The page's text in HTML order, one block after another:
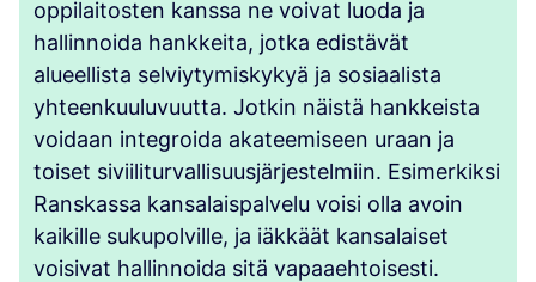
oppilaitosten kanssa ne voivat luoda ja
hallinnoida hankkeita, jotka edistävät
alueellista selviytymiskykyä ja sosiaalista
yhteenkuuluvuutta. Jotkin näistä hankkeista
voidaan integroida akateemiseen uraan ja
toiset siviiliturvallisuusjärjestelmiin. Esimerkiksi
Ranskassa kansalaispalvelu voisi olla avoin
kaikille sukupolville, ja iäkkäät kansalaiset
voisivat hallinnoida sitä vapaaehtoisesti.